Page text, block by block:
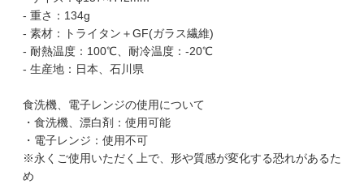
- 重さ：134g
- 素材：トライタン＋GF(ガラス繊維)
- 耐熱温度：100℃、耐冷温度：-20℃
- 生産地：日本、石川県
食洗機、電子レンジの使用について
・食洗機、漂白剤：使用可能
・電子レンジ：使用不可
※永くご使用いただく上で、形や質感が変化する恐れがあるた
め